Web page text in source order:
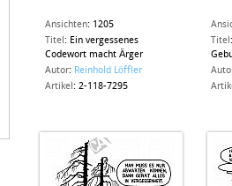
Ansichten: 1205
Titel : Ein vergessenes
Codewort macht Ärger
Autor: Reinhold Löffler
Artikel : 2-118-7295
Titel